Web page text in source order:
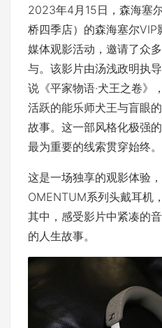
2023年4月15日，森海塞
桥四季店）的森海塞尔VIP
媒体观影活动，邀请了众
与。该影片由汤浅政明执
说《平家物语·犬王之卷》
活跃的能乐师犬王与盲眼
故事。这一部风格化极强
最为重要的线索贯穿始终。
这是一场独享的观影体验
OMENTUM系列头戴耳机
其中，感受影片中紧凑的
的人生故事。